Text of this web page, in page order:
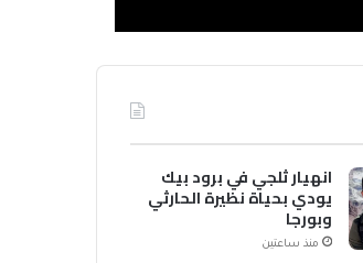
انهيار ثلجي في برود بيك
يودي بحياة نظيرة الحارثي
وبورجا
منذ ساعتين